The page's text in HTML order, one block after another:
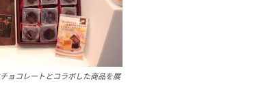
ョコレートとコラボした商品を展